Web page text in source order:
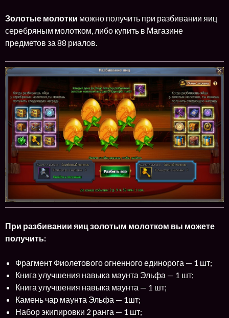
Золотые молотки можно получить при разбивании яиц
серебряным молотком, либо купить в Магазине
предметов за 88 риалов.
При разбивании яиц золотым молотком вы можете
получить:
Фрагмент Фиолетового огненного единорога — 1 шт;
Книга улучшения навыка маунта Эльфа — 1 шт;
Книга улучшения навыка маунта — 1 шт;
Камень чар маунта Эльфа — 1шт;
Набор экипировки 2 ранга — 1 шт;